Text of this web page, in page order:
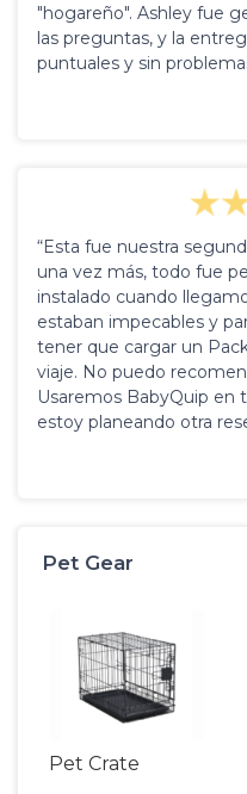
"hogareño". Ashley fue
las preguntas, y la
puntuales y sin
“Esta fue nuestra
una vez más, todo fue
instalado cuando
estaban impecables y
tener que cargar un
viaje. No puedo
Usaremos BabyQuip en
estoy planeando otra
Pet Gear
Pet Crate